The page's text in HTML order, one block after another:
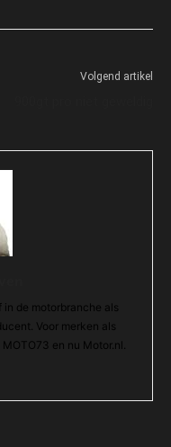
Volgend artikel
de motorbranche als
Voor merken als
en nu Motor.nl.